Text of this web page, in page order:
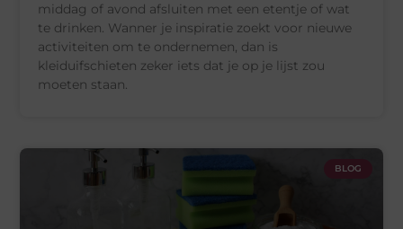
middag of avond afsluiten met een etentje of wat
te drinken. Wanner je inspiratie zoekt voor nieuwe
activiteiten om te ondernemen, dan is
kleiduifschieten zeker iets dat je op je lijst zou
moeten staan.
BLOG